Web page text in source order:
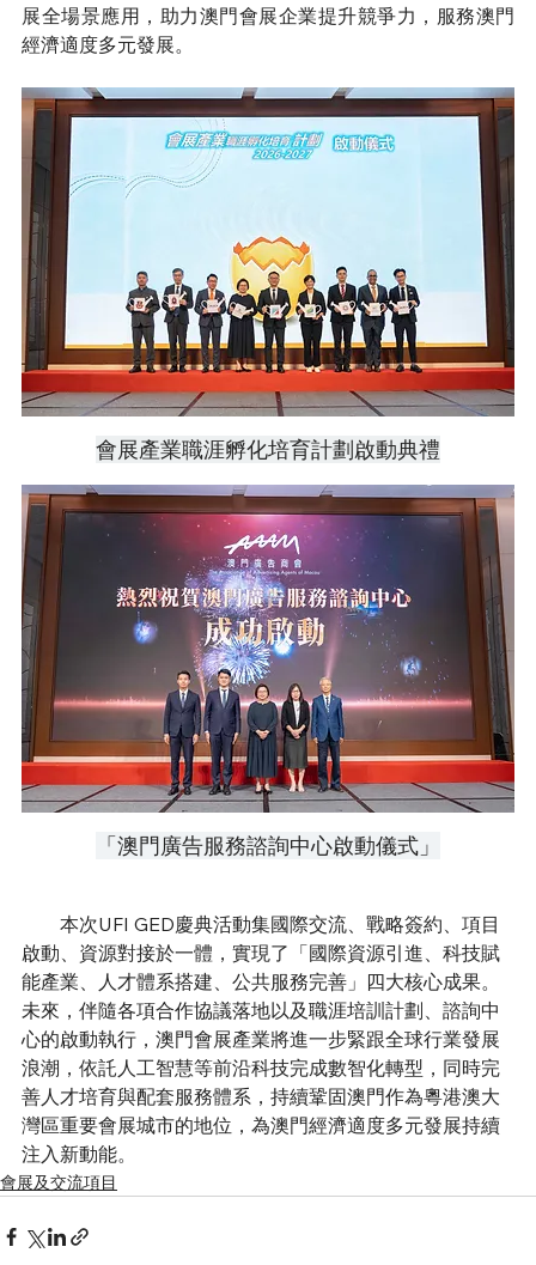
展全場景應用，助力澳門會展企業提升競爭力，服務澳門
經濟適度多元發展。
會展產業職涯孵化培育計劃啟動典禮
「澳門廣告服務諮詢中心啟動儀式」
啟動、資源對接於一體，實現了「國際資源引進、科技賦
能產業、人才體系搭建、公共服務完善」四大核心成果。
未來，伴隨各項合作協議落地以及職涯培訓計劃、諮詢中
心的啟動執行，澳門會展產業將進一步緊跟全球行業發展
浪潮，依託人工智慧等前沿科技完成數智化轉型，同時完
善人才培育與配套服務體系，持續鞏固澳門作為粵港澳大
灣區重要會展城市的地位，為澳門經濟適度多元發展持續
注入新動能。
會展及交流項目